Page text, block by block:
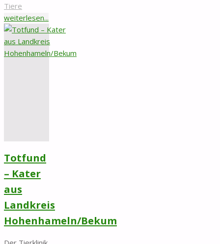
Tiere
weiterlesen...
–
Katze
aus
Totfund
– Kater
aus
Landkreis
Hohenhameln/Bekum